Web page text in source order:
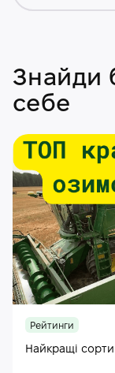
Знайди
себе
Рейтинги
Найкращі